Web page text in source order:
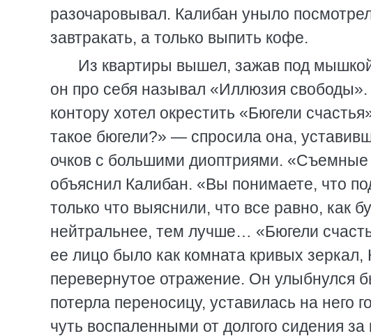
разочаровывал. Калибан уныло
завтракать, а только выпить кофе.
Из квартиры вышел, зажав под
он про себя называл «Иллюзия
контору хотел окрестить «Бюгели
такое бюгели?» — спросила она,
очков с большими диоптриями.
объяснил Калибан. «Вы понимаете, что
только что выяснили, что все равно, как
нейтральнее, тем лучше… «Бюгели
ее лицо было как комната кривых
перевернутое отражение. Он улыбнулся
потерла переносицу, уставилась на него
чуть воспаленными от долгого сидения